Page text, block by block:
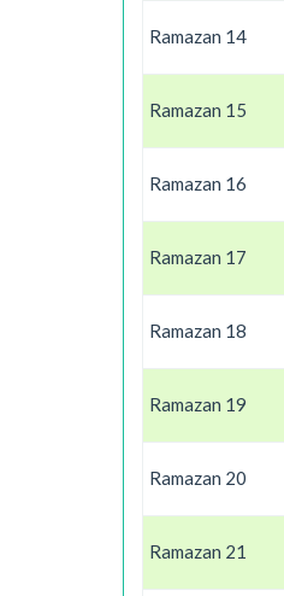
Ramazan 14
Ramazan 15
Ramazan 16
Ramazan 17
Ramazan 18
Ramazan 19
Ramazan 20
Ramazan 21